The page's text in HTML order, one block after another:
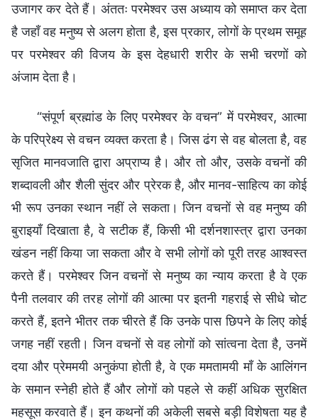
उजागर कर देते हैं। अंततः परमेश्वर उस अध्याय को समाप्त कर देता
है जहाँ वह मनुष्य से अलग होता है, इस प्रकार, लोगों के प्रथम समूह
पर परमेश्वर की विजय के इस देहधारी शरीर के सभी चरणों को
अंजाम देता है।
“संपूर्ण ब्रह्मांड के लिए परमेश्वर के वचन” में परमेश्वर, आत्मा
के परिप्रेक्ष्य से वचन व्यक्त करता है। जिस ढंग से वह बोलता है, वह
सृजित मानवजाति द्वारा अप्राप्य है। और तो और, उसके वचनों की
शब्दावली और शैली सुंदर और प्रेरक है, और मानव-साहित्य का कोई
भी रूप उनका स्थान नहीं ले सकता। जिन वचनों से वह मनुष्य की
बुराइयाँ दिखाता है, वे सटीक हैं, किसी भी दर्शनशास्त्र द्वारा उनका
खंडन नहीं किया जा सकता और वे सभी लोगों को पूरी तरह आश्वस्त
करते हैं। परमेश्वर जिन वचनों से मनुष्य का न्याय करता है वे एक
पैनी तलवार की तरह लोगों की आत्मा पर इतनी गहराई से सीधे चोट
करते हैं, इतने भीतर तक चीरते हैं कि उनके पास छिपने के लिए कोई
जगह नहीं रहती। जिन वचनों से वह लोगों को सांत्वना देता है, उनमें
दया और प्रेममयी अनुकंपा होती है, वे एक ममतामयी माँ के आलिंगन
के समान स्नेही होते हैं और लोगों को पहले से कहीं अधिक सुरक्षित
महसूस करवाते हैं। इन कथनों की अकेली सबसे बड़ी विशेषता यह है